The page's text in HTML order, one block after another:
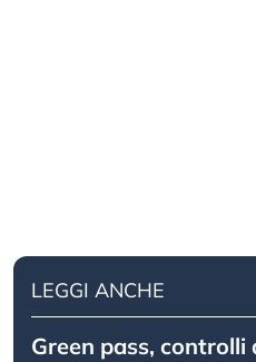
LEGGI ANCHE
Green pass, controlli